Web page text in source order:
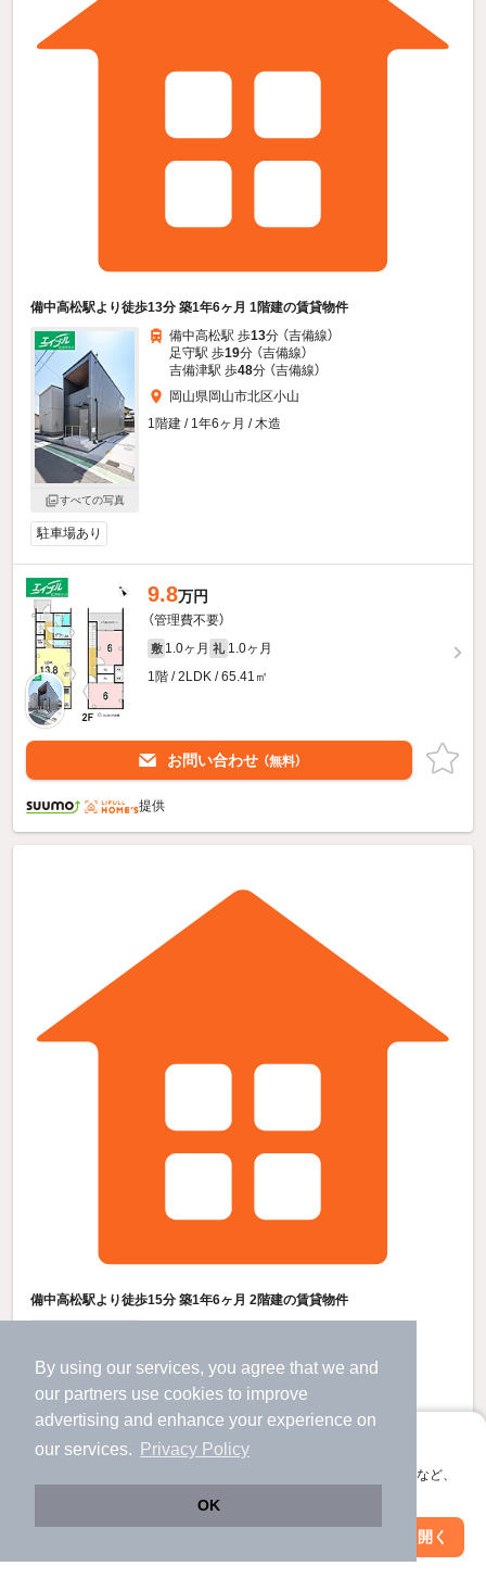
By using our services, you agree that we and
our partners use cookies to improve
advertising and enhance your experience on
our services.
Privacy Policy
OK
アプリに切り替えて、サクサクお部屋探し
会員登録なしですぐ使える。マップ検索やお気に入り保存など、
アプリを開く
備中高松駅より徒歩13分 築1年6ヶ月 1階建の賃貸物件
すべての写真
備中高松駅 歩13分 （吉備線）
足守駅 歩19分 （吉備線）
吉備津駅 歩48分 （吉備線）
岡山県岡山市北区小山
1階建 / 1年6ヶ月 / 木造
駐車場あり
9.8万円
（管理費不要）
敷 1.0ヶ月 礼 1.0ヶ月
1階 / 2LDK / 65.41㎡
お問い合わせ （無料）
提供
備中高松駅より徒歩15分 築1年6ヶ月 2階建の賃貸物件
岡山県岡山市北区小山
2階建 / 1年6ヶ月 / 木造
駐車場あり
万円
（管理費不要）
絞り込み条件を変更